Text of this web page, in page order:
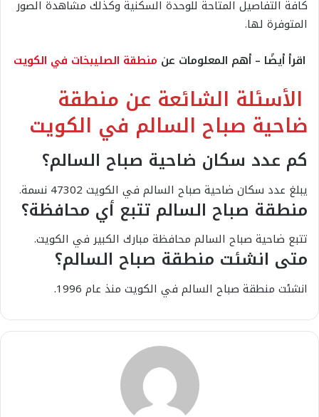
كافة التفاصيل المتاحة للوحدة السكنية وكذلك مشاهدة الصور
المتوفرة لها.
اقرأ أيضًا – أهم المعلومات عن منطقة الصليبخات في الكويت
الأسئلة الشائعة عن منطقة
ضاحية صباح السالم في الكويت
كم عدد سكان ضاحية صباح السالم؟
يبلغ عدد سكان ضاحية صباح السالم في الكويت 47302 نسمة.
منطقة صباح السالم تتبع أي محافظة؟
تتبع ضاحية صباح السالم محافظة مبارك الكبير في الكويت.
متى انشئت منطقة صباح السالم؟
انشئت منطقة صباح السالم في الكويت منذ عام 1996.